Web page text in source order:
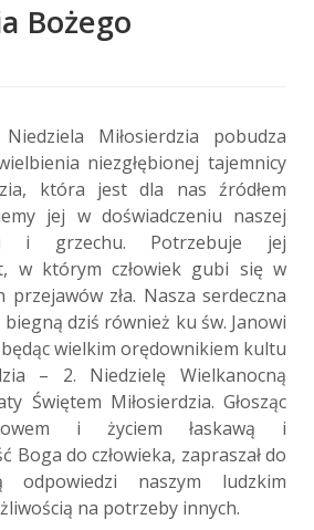
Bożego
Miłosierdzia pobudza
niezgłębionej tajemnicy
która jest dla nas źródłem
jej w doświadczeniu naszej
i grzechu. Potrzebuje jej
w którym człowiek gubi się w
zła. Nasza serdeczna
dziś również ku św. Janowi
wielkim orędownikiem kultu
– 2. Niedzielę Wielkanocną
Świętem Miłosierdzia. Głosząc
i życiem łaskawą i
Boga do człowieka, zapraszał do
naszym ludzkim
na potrzeby innych.